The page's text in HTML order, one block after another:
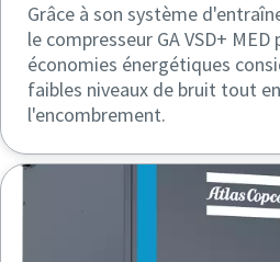
Grâce à son système
le compresseur GA VSD+
économies énergétiques
faibles niveaux de bruit tout
l'encombrement.